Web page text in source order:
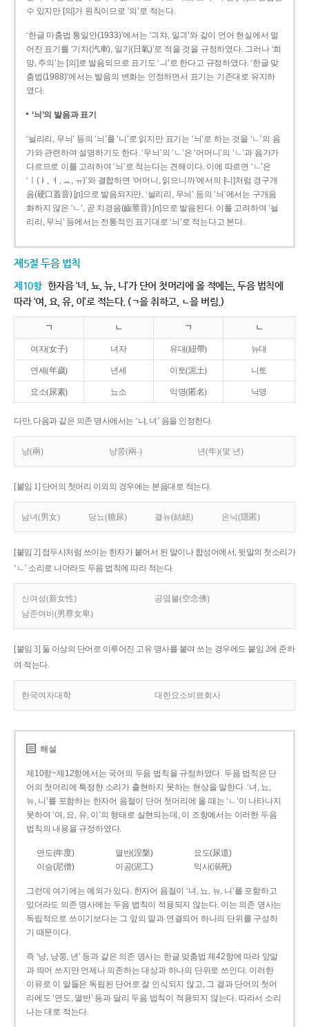
수 있지만 [의]가 원칙이므로 ‘의’로 적는다.
‘한글 마춤법 통일안(1933)’에서는 ‘긔챠, 일긔’와 같이 언어 현실에서 멀
어진 표기를 ‘기차(汽車), 일기(日氣)’로 적을 것을 규정하였다. 그러나 ‘희
망, 주의’는 [의]로 발음되므로 표기도 ‘ㅢ’로 한다고 규정하였다. ‘한글 맞
춤법(1988)’에서는 발음의 변화는 인정하면서 표기는 기존대로 유지하
였다.
‘늬’의 발음과 표기
‘늴리리, 무늬’ 등의 ‘늬’를 ‘니’로 읽지만 표기는 ‘늬’로 하는 것을 ‘ㄴ’의 음
가와 관련하여 설명하기도 한다. ‘무늬’의 ‘ㄴ’은 ‘어머니’의 ‘ㄴ’과 음가가
다르므로 이를 고려하여 ‘늬’로 적는다는 견해이다. 이에 따르면 ‘ㄴ’은
‘ㅣ(ㅑ, ㅕ, ㅛ, ㅠ)’와 결합하면 ‘어머니, 읽으니까’에서의 [니]처럼 경구개
음(硬口蓋音) [ɲ]으로 발음되지만, ‘늴리리, 무늬’ 등의 ‘늬’에서는 구개음
화하지 않은 ‘ㄴ’, 곧 치경음(齒莖音) [n]으로 발음된다. 이를 고려하여 ‘늴
리리, 무늬’ 등에서는 전통적인 표기대로 ‘늬’로 적는다고 본다.
제5절 두음 법칙
제10항 한자음 ‘녀, 뇨, 뉴, 니’가 단어 첫머리에 올 적에는, 두음 법칙에
따라 ‘여, 요, 유, 이’로 적는다. (ㄱ을 취하고, ㄴ을 버림.)
ㄱ ㄴ ㄱ ㄴ
여자(女子) 녀자 유대(紐帶) 뉴대
연세(年歲) 년세 이토(泥土) 니토
요소(尿素) 뇨소 익명(匿名) 닉명
다만, 다음과 같은 의존 명사에서는 ‘냐, 녀’ 음을 인정한다.
냥(兩) 냥쭝(兩-) 년(年)(몇 년)
[붙임 1] 단어의 첫머리 이외의 경우에는 본음대로 적는다.
남녀(男女) 당뇨(糖尿) 결뉴(結紐) 은닉(隱匿)
[붙임 2] 접두사처럼 쓰이는 한자가 붙어서 된 말이나 합성어에서, 뒷말의 첫소리가
‘ㄴ’ 소리로 나더라도 두음 법칙에 따라 적는다.
신여성(新女性)
공염불(空念佛)
남존여비(男尊女卑)
[붙임 3] 둘 이상의 단어로 이루어진 고유 명사를 붙여 쓰는 경우에도 붙임 2에 준하
여 적는다.
한국여자대학 대한요소비료회사
해설
제10항~제12항에서는 국어의 두음 법칙을 규정하였다. 두음 법칙은 단
어의 첫머리에 특정한 소리가 출현하지 못하는 현상을 말한다. ‘녀, 뇨,
뉴, 니’를 포함하는 한자어 음절이 단어 첫머리에 올 때는 ‘ㄴ’이 나타나지
못하여 ‘여, 요, 유, 이’의 형태로 실현되는데, 이 조항에서는 이러한 두음
법칙의 내용을 규정하였다.
연도(年度) 열반(涅槃)
요도(尿道)
이승(尼僧)
이공(泥工) 익사(溺死)
그런데 여기에는 예외가 있다. 한자어 음절이 ‘녀, 뇨, 뉴, 니’를 포함하고
있더라도 의존 명사에는 두음 법칙이 적용되지 않는다. 이는 의존 명사는
독립적으로 쓰이기보다는 그 앞의 말과 연결되어 하나의 단위를 구성하
기 때문이다.
즉 ‘냥, 냥쭝, 년’ 등과 같은 의존 명사는 한글 맞춤법 제42항에 따라 앞말
과 띄어 쓰지만 언제나 의존하는 대상과 하나의 단위로 쓰인다. 이러한
이유로 이 말들은 독립된 단어로 잘 인식되지 않고, 그 결과 단어의 첫머
리에도 ‘연도, 열반’ 등과 달리 두음 법칙이 적용되지 않는다. 따라서 소리
나는 대로 적는다.